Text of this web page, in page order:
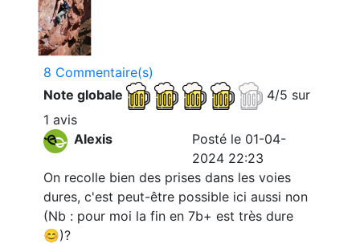
8 Commentaire(s)
Note globale
4/5 sur
1 avis
Alexis
Posté le 01-04-
2024 22:23
On recolle bien des prises dans les voies
dures, c'est peut-être possible ici aussi non
(Nb : pour moi la fin en 7b+ est très dure
😊)?